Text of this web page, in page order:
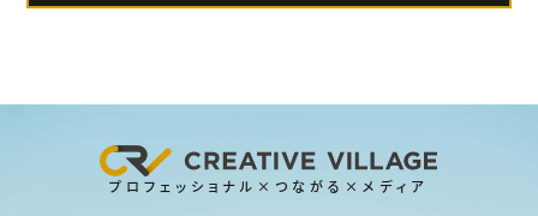
プロフェッショナル×つながる×メディア